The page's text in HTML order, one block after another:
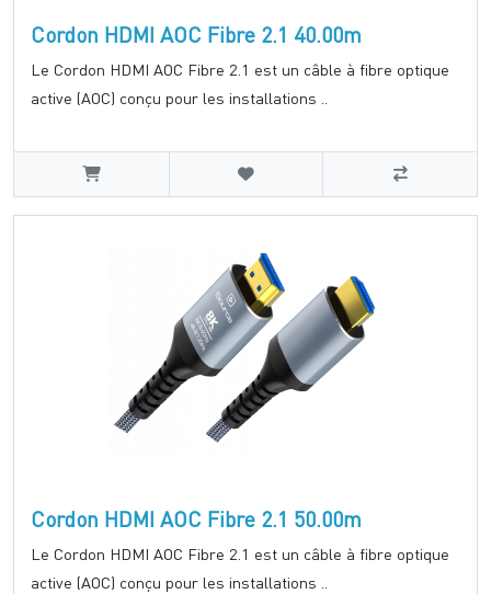
Cordon HDMI AOC Fibre 2.1 40.00m
Le Cordon HDMI AOC Fibre 2.1 est un câble à fibre optique
active (AOC) conçu pour les installations ..
Cordon HDMI AOC Fibre 2.1 50.00m
Le Cordon HDMI AOC Fibre 2.1 est un câble à fibre optique
active (AOC) conçu pour les installations ..